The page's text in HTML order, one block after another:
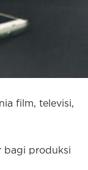
film, televisi,
bagi produksi